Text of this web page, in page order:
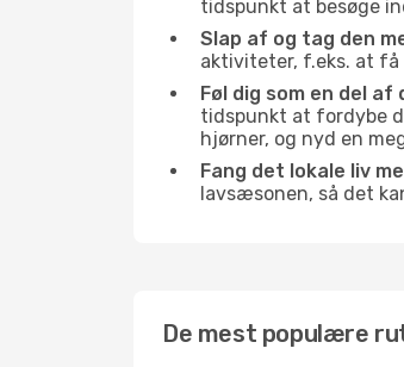
tidspunkt at besøge
Slap af og tag den
aktiviteter, f.eks. at få
Føl dig som en del
tidspunkt at fordybe
hjørner, og nyd en
Fang det lokale liv
lavsæsonen, så det
De mest populære